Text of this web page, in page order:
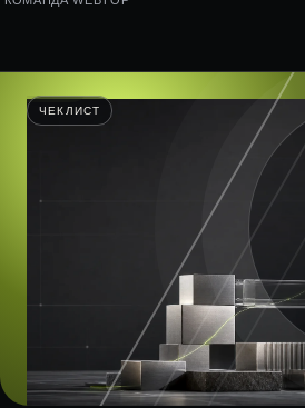
ЧЕКЛИСТ